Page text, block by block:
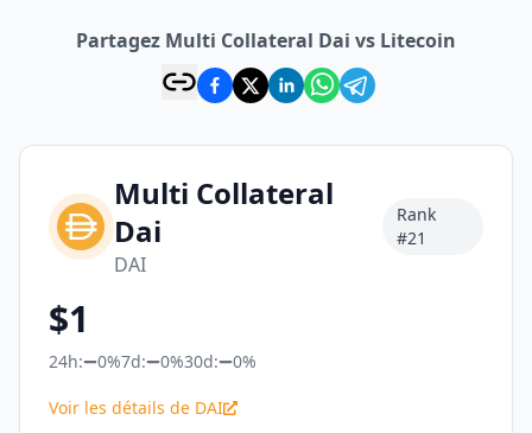
Partagez Multi Collateral Dai vs Litecoin
Multi Collateral
Dai
DAI
Rank
#21
$1
24h: 0%7d: 0%30d: 0%
Voir les détails de DAI